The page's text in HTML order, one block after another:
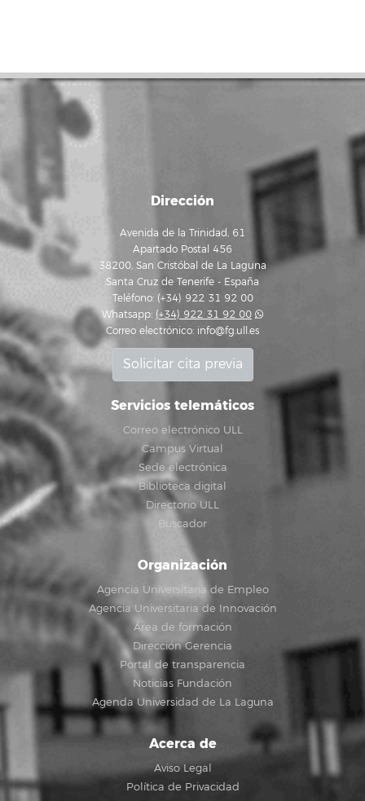
Dirección
Avenida de la Trinidad, 61
Apartado Postal 456
38200, San Cristóbal de La Laguna
Santa Cruz de Tenerife - España
Teléfono: (+34) 922 31 92 00
Whatsapp: (+34) 922 31 92 00
Correo electrónico: info@fg.ull.es
Solicitar cita previa
Servicios telemáticos
Correo electrónico ULL
Campus Virtual
Sede electrónica
Biblioteca digital
Directorio ULL
Buscador
Organización
Agencia Universitaria de Empleo
Agencia Universitaria de Innovación
Área de formación
Dirección Gerencia
Portal de transparencia
Noticias Fundación
Agenda Universidad de La Laguna
Acerca de
Aviso Legal
Política de Privacidad